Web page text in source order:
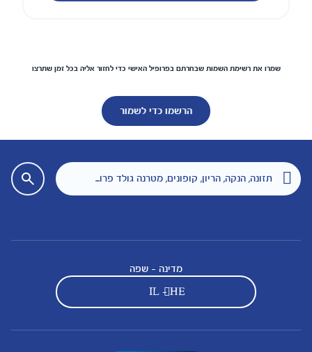
שמרו את רשימת השמות שבחרתם בפרופיל האישי כדי לחזור אליה בכל זמן שתרצו
הרשמו כדי לשמור
מדינה - שפה
IL - HE